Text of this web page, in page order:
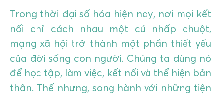
Trong thời đại số hóa hiện nay, nơi mọi kết
nối chỉ cách nhau một cú nhấp chuột,
mạng xã hội trở thành một phần thiết yếu
của đời sống con người. Chúng ta dùng nó
để học tập, làm việc, kết nối và thể hiện bản
thân. Thế nhưng, song hành với những tiện